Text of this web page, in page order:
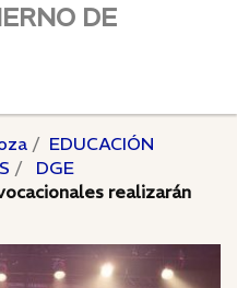
DE
EDUCACIÓN
DGE
realizarán